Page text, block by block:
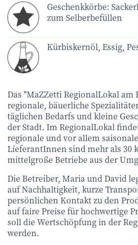
Geschenkkörbe:
zum Selberbefüllen
Kürbiskernöl, Essig,
Das "MaZZetti RegionalLokal am
regionale, bäuerliche
täglichen Bedarfs und kleine
der Stadt. Im RegionalLokal
regionale und vor allem
LieferantInnen sind mehr als 30
mittelgroße Betriebe aus der
Die Betreiber, Maria und David
auf Nachhaltigkeit, kurze
persönlichen Kontakt zu den
auf faire Preise für hochwertige
soll die Wertschöpfung in der
werden.